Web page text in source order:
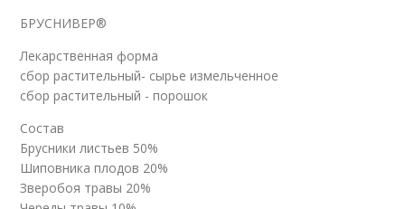
БРУСНИВЕР®
Лекарственная форма
сбор растительный- сырье измельченное
сбор растительный - порошок
Состав
Брусники листьев 50%
Шиповника плодов 20%
Зверобоя травы 20%